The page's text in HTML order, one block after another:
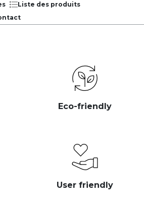
Liste des produits
Eco-friendly
User friendly